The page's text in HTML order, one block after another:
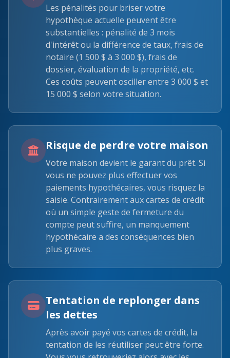
Les pénalités pour briser votre
hypothèque actuelle peuvent être
substantielles : pénalité de 3 mois
d'intérêt ou la différence de taux, frais de
notaire (1 500 $ à 3 000 $), frais de
dossier, évaluation de la propriété, etc.
Ces coûts peuvent osciller entre 3 000 $ et
15 000 $ selon votre situation.
Risque de perdre votre maison
Votre maison devient le garant du prêt. Si
vous ne pouvez plus effectuer vos
paiements hypothécaires, vous risquez la
saisie. Contrairement aux cartes de crédit
où un simple geste de fermeture du
compte peut suffire, un manquement
hypothécaire a des conséquences bien
plus graves.
Tentation de replonger dans
les dettes
Après avoir payé vos cartes de crédit, la
tentation de les réutiliser peut être forte.